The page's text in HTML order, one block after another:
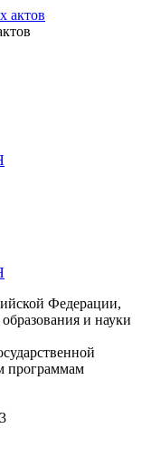
Федерации,
и науки
программам